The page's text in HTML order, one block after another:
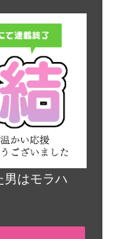
男はモラハ